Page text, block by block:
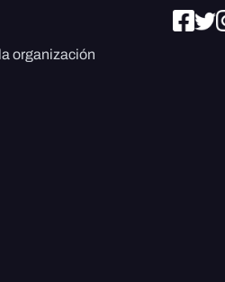
organización